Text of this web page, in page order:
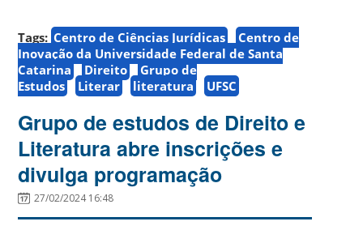
Tags: Centro de Ciências Jurídicas
Centro de
Inovação da Universidade Federal de Santa
Catarina
Direito
Grupo de
Estudos
Literar literatura UFSC
Grupo de estudos de Direito e
Literatura abre inscrições e
divulga programação
27/02/2024 16:48